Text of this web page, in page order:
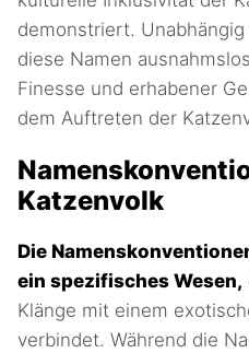
demonstriert.
diese Namen
Finesse und erhabener
dem Auftreten der
Katzenvolk
Die
ein spezifisches Wesen,
Klänge mit einem
verbindet. Während die